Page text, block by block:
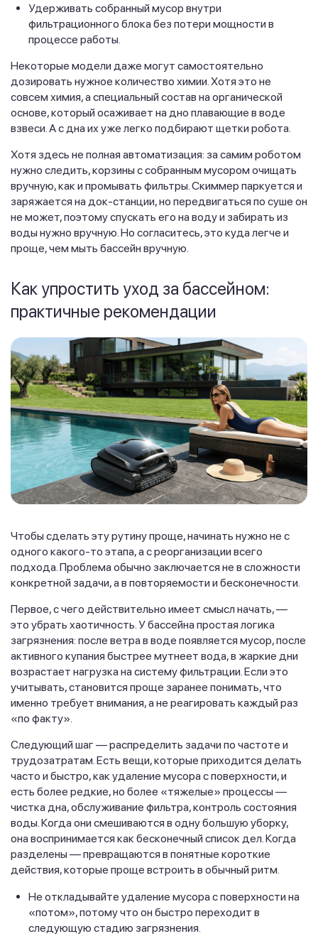
Удерживать собранный мусор внутри
фильтрационного блока без потери мощности в
процессе работы.
Некоторые модели даже могут самостоятельно
дозировать нужное количество химии. Хотя это не
совсем химия, а специальный состав на органической
основе, который осаживает на дно плавающие в воде
взвеси. А с дна их уже легко подбирают щетки робота.
Хотя здесь не полная автоматизация: за самим роботом
нужно следить, корзины с собранным мусором очищать
вручную, как и промывать фильтры. Скиммер паркуется и
заряжается на док-станции, но передвигаться по суше он
не может, поэтому спускать его на воду и забирать из
воды нужно вручную. Но согласитесь, это куда легче и
проще, чем мыть бассейн вручную.
Как упростить уход за бассейном:
практичные рекомендации
Чтобы сделать эту рутину проще, начинать нужно не с
одного какого-то этапа, а с реорганизации всего
подхода. Проблема обычно заключается не в сложности
конкретной задачи, а в повторяемости и бесконечности.
Первое, с чего действительно имеет смысл начать, —
это убрать хаотичность. У бассейна простая логика
загрязнения: после ветра в воде появляется мусор, после
активного купания быстрее мутнеет вода, в жаркие дни
возрастает нагрузка на систему фильтрации. Если это
учитывать, становится проще заранее понимать, что
именно требует внимания, а не реагировать каждый раз
«по факту».
Следующий шаг — распределить задачи по частоте и
трудозатратам. Есть вещи, которые приходится делать
часто и быстро, как удаление мусора с поверхности, и
есть более редкие, но более «тяжелые» процессы —
чистка дна, обслуживание фильтра, контроль состояния
воды. Когда они смешиваются в одну большую уборку,
она воспринимается как бесконечный список дел. Когда
разделены — превращаются в понятные короткие
действия, которые проще встроить в обычный ритм.
Не откладывайте удаление мусора с поверхности на
«потом», потому что он быстро переходит в
следующую стадию загрязнения.